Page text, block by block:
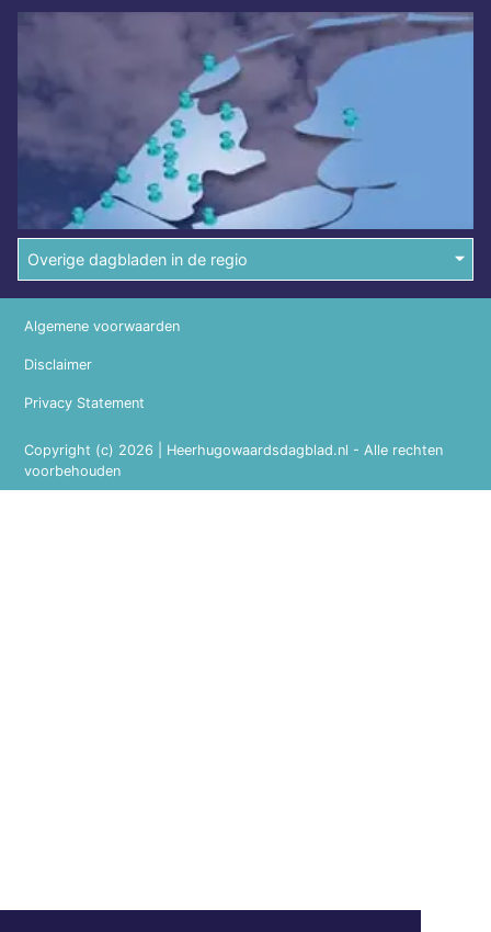
Overige dagbladen in de regio
Copyright (c) 2026 | Heerhugowaardsdagblad.nl - Alle rechten
voorbehouden
Algemene voorwaarden
Disclaimer
Privacy Statement